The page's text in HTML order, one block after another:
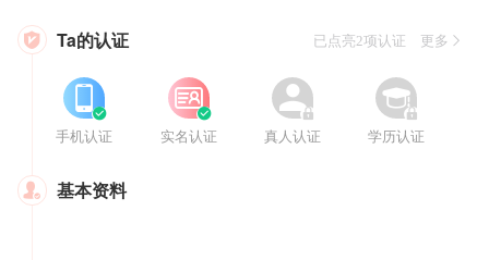
 Ta的认证 已点亮2项认证 更多

手机认证


实名认证


真人认证


学历认证
 基本资料